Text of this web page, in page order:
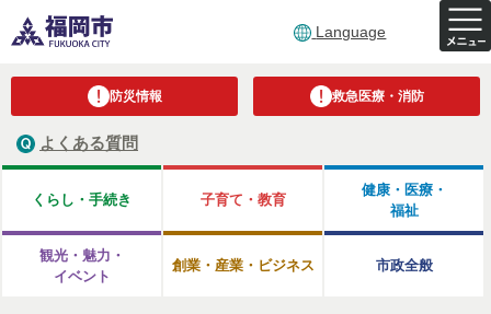
Language
防災情報 救急医療・消防
よくある質問
くらし・手続き 子育て・教育
健康・医療・
福祉
観光・魅力・
イベント
創業・産業・ビジネス 市政全般